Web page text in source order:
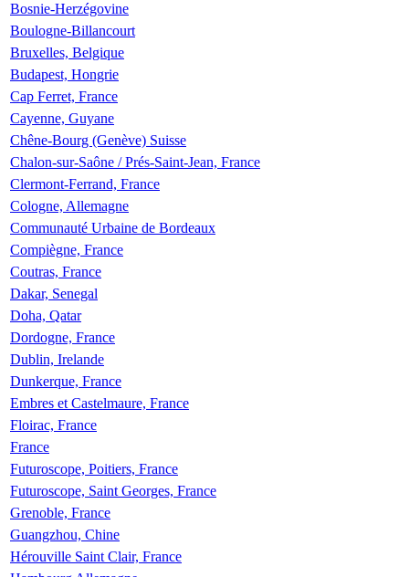
Bosnie-Herzégovine
Boulogne-Billancourt
Bruxelles, Belgique
Budapest, Hongrie
Cap Ferret, France
Cayenne, Guyane
Chêne-Bourg (Genève) Suisse
Chalon-sur-Saône / Prés-Saint-Jean, France
Clermont-Ferrand, France
Cologne, Allemagne
Communauté Urbaine de Bordeaux
Compiègne, France
Coutras, France
Dakar, Senegal
Doha, Qatar
Dordogne, France
Dublin, Irelande
Dunkerque, France
Embres et Castelmaure, France
Floirac, France
France
Futuroscope, Poitiers, France
Futuroscope, Saint Georges, France
Grenoble, France
Guangzhou, Chine
Hérouville Saint Clair, France